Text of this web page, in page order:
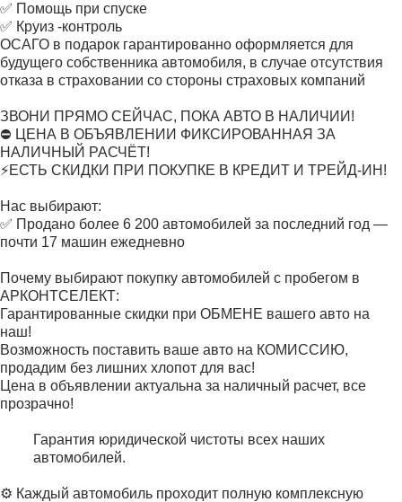
✅ Помощь при спуске
✅ Круиз -контроль
ОСАГО в подарок гарантированно оформляется для
будущего собственника автомобиля, в случае отсутствия
отказа в страховании со стороны страховых компаний
ЗВОНИ ПРЯМО СЕЙЧАС, ПОКА АВТО В НАЛИЧИИ!
⛔ ЦЕНА В ОБЪЯВЛЕНИИ ФИКСИРОВАННАЯ ЗА
НАЛИЧНЫЙ РАСЧЁТ!
⚡ЕСТЬ СКИДКИ ПРИ ПОКУПКЕ В КРЕДИТ И ТРЕЙД-ИН!
Нас выбирают:
✅ Продано более 6 200 автомобилей за последний год —
почти 17 машин ежедневно
Почему выбирают покупку автомобилей с пробегом в
АРКОНТСЕЛЕКТ:
Гарантированные скидки при ОБМЕНЕ вашего авто на
наш!
Возможность поставить ваше авто на КОМИССИЮ,
продадим без лишних хлопот для вас!
Цена в объявлении актуальна за наличный расчет, все
прозрачно!
Гарантия юридической чистоты всех наших
автомобилей.
⚙️ Каждый автомобиль проходит полную комплексную